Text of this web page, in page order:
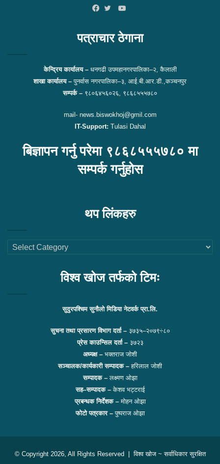
YouTube
पत्राचार ठेगाना
केन्द्रिय कार्यालय –धनगढी उपमहानगरपालिका–२, कैलाली
शाखा कार्यालय –पुनर्वास नगरपालिका–३, आई.बी.आर.डी.,कञ्चनपुर
सम्पर्क – ९८०६४५६०२६, ९८६८५५५७८०
mail- news.biswokhoj@gmil.com
IT-Support: Tulasi Dahal
बिज्ञापन गर्नु परेमा ९८६८५५५७८० मा
सम्पर्क गर्नुहोस
थप लिंकहरु
थप
लिंकहरु
विश्व खोज तर्फको टिमः
सुदुरपश्चिम सुनौलो मिडिया नेटवर्क प्रा.लि.
सुचना तथा प्रसारण विभाग दर्ता – ३७३५–२०७९÷८०
प्रेस काउन्सिल दर्ता – ३७२३
अध्यक्ष – भक्तराज जोशी
सञ्चालक/कार्यकारी सम्पादक – हरिलाल जोशी
सम्पादक –लक्ष्मण ओझा
सह–सम्पादक –केशव भट्टराई
प्रबन्धक निर्देशक –मोहन ओझा
फोटो पत्रकार –पुष्पराज ओझा
© Copyright 2026, All Rights Reserved |विश्व खोज~ सर्वाधिकार सुरक्षित